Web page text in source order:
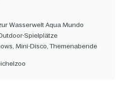
Wasserwelt Aqua Mundo
Spielplätze
Mini-Disco, Themenabende